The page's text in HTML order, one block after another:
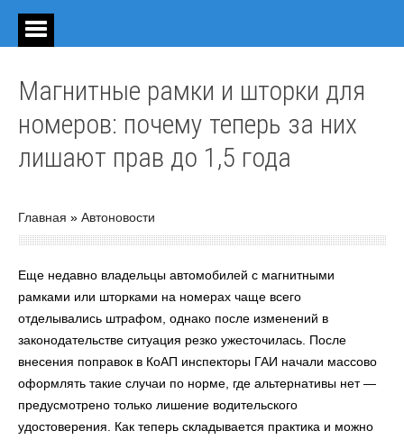
Магнитные рамки и шторки для
номеров: почему теперь за них
лишают прав до 1,5 года
Главная » Автоновости
Еще недавно владельцы автомобилей с магнитными
рамками или шторками на номерах чаще всего
отделывались штрафом, однако после изменений в
законодательстве ситуация резко ужесточилась. После
внесения поправок в КоАП инспекторы ГАИ начали массово
оформлять такие случаи по норме, где альтернативы нет —
предусмотрено только лишение водительского
удостоверения. Как теперь складывается практика и можно